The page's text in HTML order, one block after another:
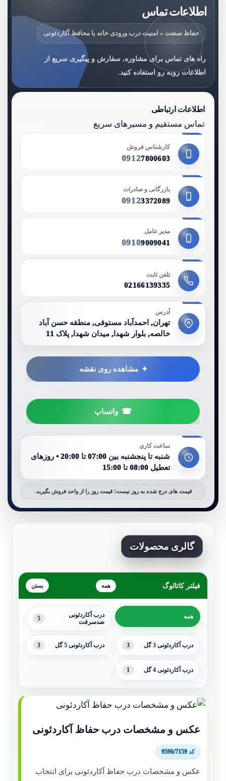
اطلاعات تماس
حفاظ صنعت » امنیت درب ورودی خانه با محافظ آکاردئونی
راه های تماس برای مشاوره, سفارش و پیگیری سریع از
اطلاعات روبه رو استفاده کنید.
اطلاعات ارتباطی
تماس مستقیم و مسیرهای سریع
کارشناس فروش
09127800603
بازرگانی و صادرات
09123372089
مدیر عامل
09109009041
تلفن ثابت
02166139335
آدرس
تهران, احمدآباد مستوفی, منطقه حسن آباد
خالصه, بلوار شهدا, میدان شهدا, پلاک 11
مشاهده روی نقشه
واتساپ
ساعت کاری
شنبه تا پنجشنبه بین 07:00 تا 20:00 • روزهای
تعطیل 08:00 تا 15:00
قیمت های درج شده به روز نیست؛ قیمت روز را از واحد فروش بگیرید.
گالری محصولات
فیلتر کاتالوگ همه
همه
درب آکاردئونی
ضدسرقت
5
درب آکاردئونی 3 گل 3 درب آکاردئونی 5 گل 3
درب آکاردئونی 4 گل 1
عکس و مشخصات درب حفاظ آکاردئونی
کد 9596/7159
عکس و مشخصات درب حفاظ آکاردئونی برای انتخاب